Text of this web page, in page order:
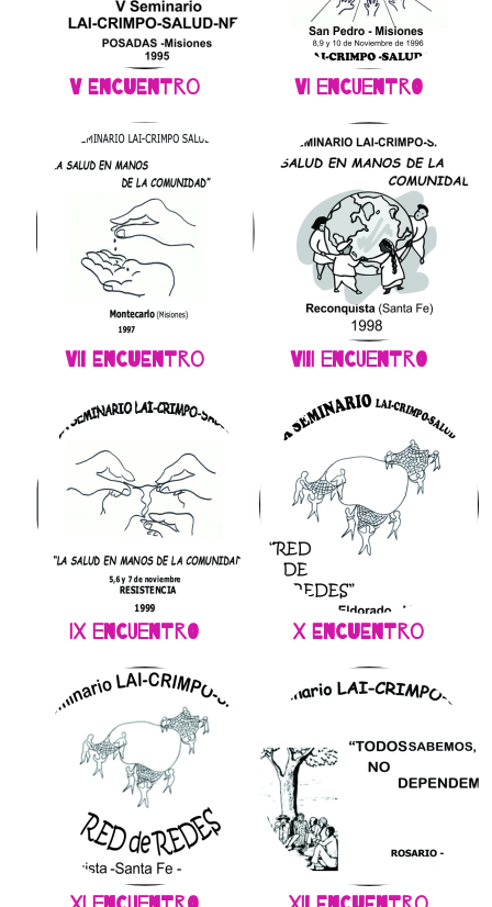
V Encuentro VI Encuentro
VII Encuentro VIII Encuentro
IX Encuentro X Encuentro